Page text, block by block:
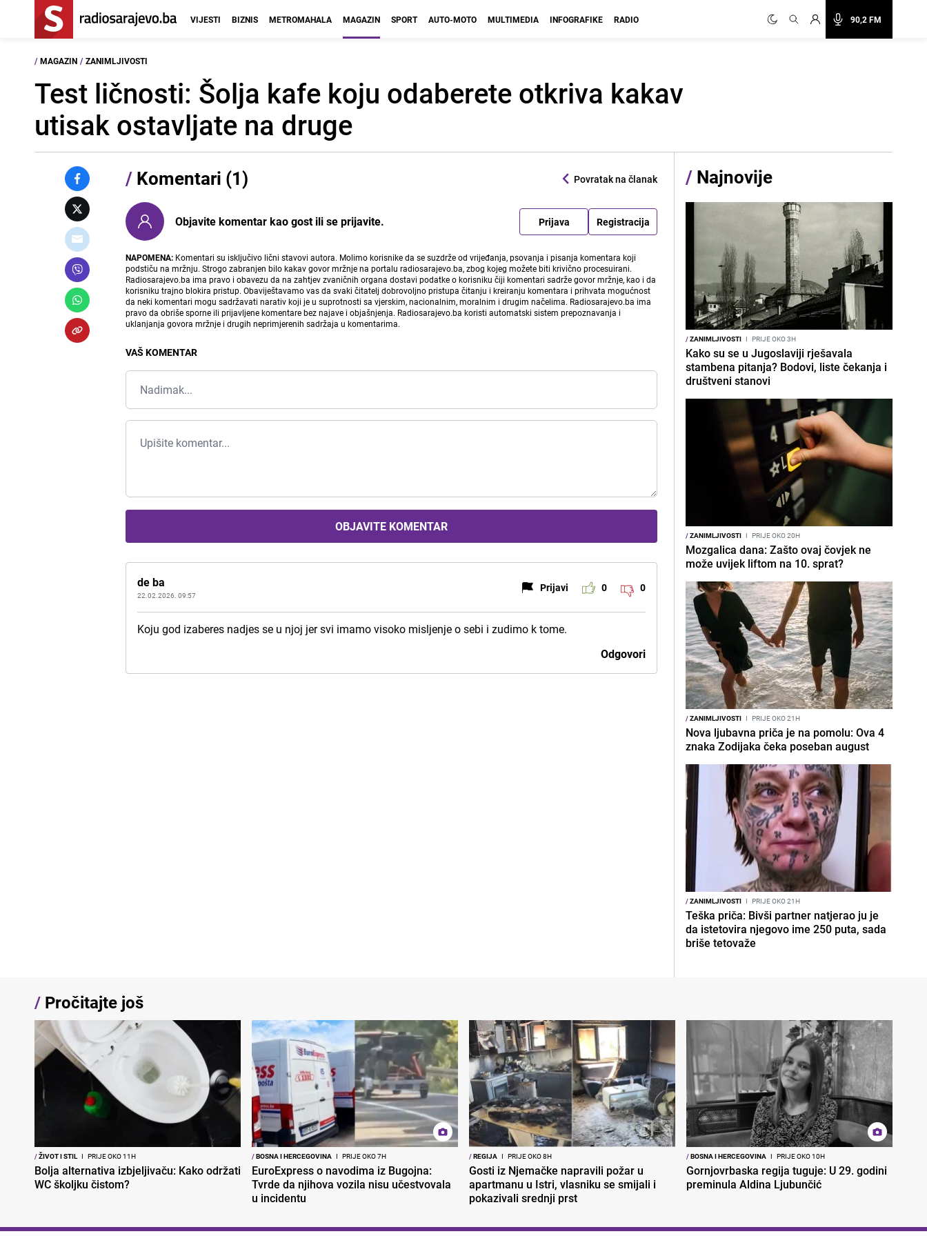
90,2 FM
VIJESTI BIZNIS METROMAHALA MAGAZIN SPORT AUTO-MOTO MULTIMEDIA INFOGRAFIKE RADIO
/ MAGAZIN / ZANIMLJIVOSTI
Test ličnosti: Šolja kafe koju odaberete otkriva kakav
utisak ostavljate na druge
/ Komentari (1) Povratak na članak
Objavite komentar kao gost ili se prijavite. Prijava Registracija
NAPOMENA: Komentari su isključivo lični stavovi autora. Molimo korisnike da se suzdrže od vrijeđanja, psovanja i pisanja komentara koji
podstiču na mržnju. Strogo zabranjen bilo kakav govor mržnje na portalu radiosarajevo.ba, zbog kojeg možete biti krivično procesuirani.
Radiosarajevo.ba ima pravo i obavezu da na zahtjev zvaničnih organa dostavi podatke o korisniku čiji komentari sadrže govor mržnje, kao i da
korisniku trajno blokira pristup. Obaviještavamo vas da svaki čitatelj dobrovoljno pristupa čitanju i kreiranju komentara i prihvata mogućnost
da neki komentari mogu sadržavati narativ koji je u suprotnosti sa vjerskim, nacionalnim, moralnim i drugim načelima. Radiosarajevo.ba ima
pravo da obriše sporne ili prijavljene komentare bez najave i objašnjenja. Radiosarajevo.ba koristi automatski sistem prepoznavanja i
uklanjanja govora mržnje i drugih neprimjerenih sadržaja u komentarima.
VAŠ KOMENTAR
OBJAVITE KOMENTAR
de ba
22.02.2026. 09:57
Prijavi 0 0
Koju god izaberes nadjes se u njoj jer svi imamo visoko misljenje o sebi i zudimo k tome.
Odgovori
/ Najnovije
/ZANIMLJIVOSTI I PRIJE OKO 3H
Kako su se u Jugoslaviji rješavala
stambena pitanja? Bodovi, liste čekanja i
društveni stanovi
/ZANIMLJIVOSTI I PRIJE OKO 20H
Mozgalica dana: Zašto ovaj čovjek ne
može uvijek liftom na 10. sprat?
/ZANIMLJIVOSTI I PRIJE OKO 21H
Nova ljubavna priča je na pomolu: Ova 4
znaka Zodijaka čeka poseban august
/ZANIMLJIVOSTI I PRIJE OKO 21H
Teška priča: Bivši partner natjerao ju je
da istetovira njegovo ime 250 puta, sada
briše tetovaže
/ Pročitajte još
/ŽIVOT I STIL I PRIJE OKO 11H
Bolja alternativa izbjeljivaču: Kako održati
WC školjku čistom?
/BOSNA I HERCEGOVINA I PRIJE OKO 7H
EuroExpress o navodima iz Bugojna:
Tvrde da njihova vozila nisu učestvovala
u incidentu
/REGIJA I PRIJE OKO 8H
Gosti iz Njemačke napravili požar u
apartmanu u Istri, vlasniku se smijali i
pokazivali srednji prst
/BOSNA I HERCEGOVINA I PRIJE OKO 10H
Gornjovrbaska regija tuguje: U 29. godini
preminula Aldina Ljubunčić